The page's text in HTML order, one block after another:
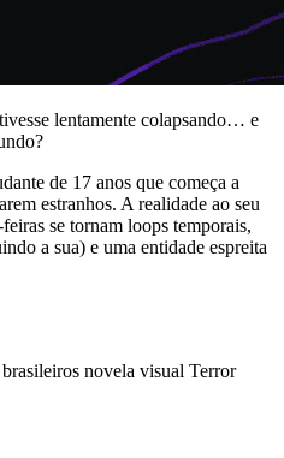
lentamente colapsando… e
de 17 anos que começa a
estranhos. A realidade ao seu
se tornam loops temporais,
a sua) e uma entidade espreita
brasileiros novela visual Terror